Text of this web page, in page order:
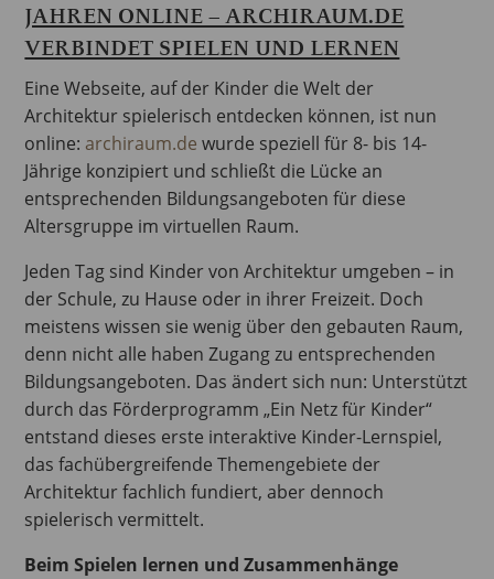
JAHREN ONLINE – ARCHIRAUM.DE
VERBINDET SPIELEN UND LERNEN
Eine Webseite, auf der Kinder die Welt der
Architektur spielerisch entdecken können, ist nun
online: archiraum.de wurde speziell für 8- bis 14-
Jährige konzipiert und schließt die Lücke an
entsprechenden Bildungsangeboten für diese
Altersgruppe im virtuellen Raum.
Jeden Tag sind Kinder von Architektur umgeben – in
der Schule, zu Hause oder in ihrer Freizeit. Doch
meistens wissen sie wenig über den gebauten Raum,
denn nicht alle haben Zugang zu entsprechenden
Bildungsangeboten. Das ändert sich nun: Unterstützt
durch das Förderprogramm „Ein Netz für Kinder“
entstand dieses erste interaktive Kinder-Lernspiel,
das fachübergreifende Themengebiete der
Architektur fachlich fundiert, aber dennoch
spielerisch vermittelt.
Beim Spielen lernen und Zusammenhänge